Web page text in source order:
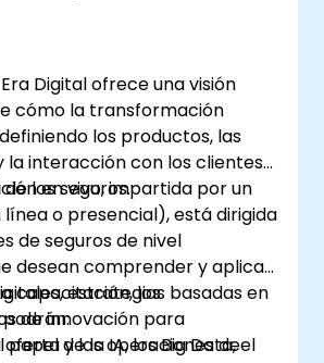
Digital ofrece una visión
cómo la transformación
los productos, las
la interacción con los clientes
los seguros.
en vivo, impartida por un
o presencial), está dirigida
de seguros de nivel
desean comprender y aplicar
estrategias basadas en
de innovación para
y las operaciones de
capacitación, los
papel de la IA, los Big Data, el